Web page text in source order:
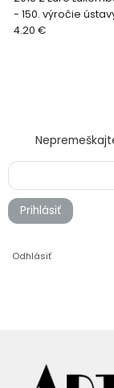
- 150. výročie
4.20 €
Prihlásiť
Odhlásiť